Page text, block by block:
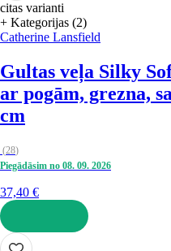
citas varianti
+ Kategorijas (2)
Catherine Lansfield
Gultas veļa Silky
ar pogām, grezna,
cm
(28)
Piegādāsim no 08. 09. 2026
37,40 €
LIKT GROZĀ